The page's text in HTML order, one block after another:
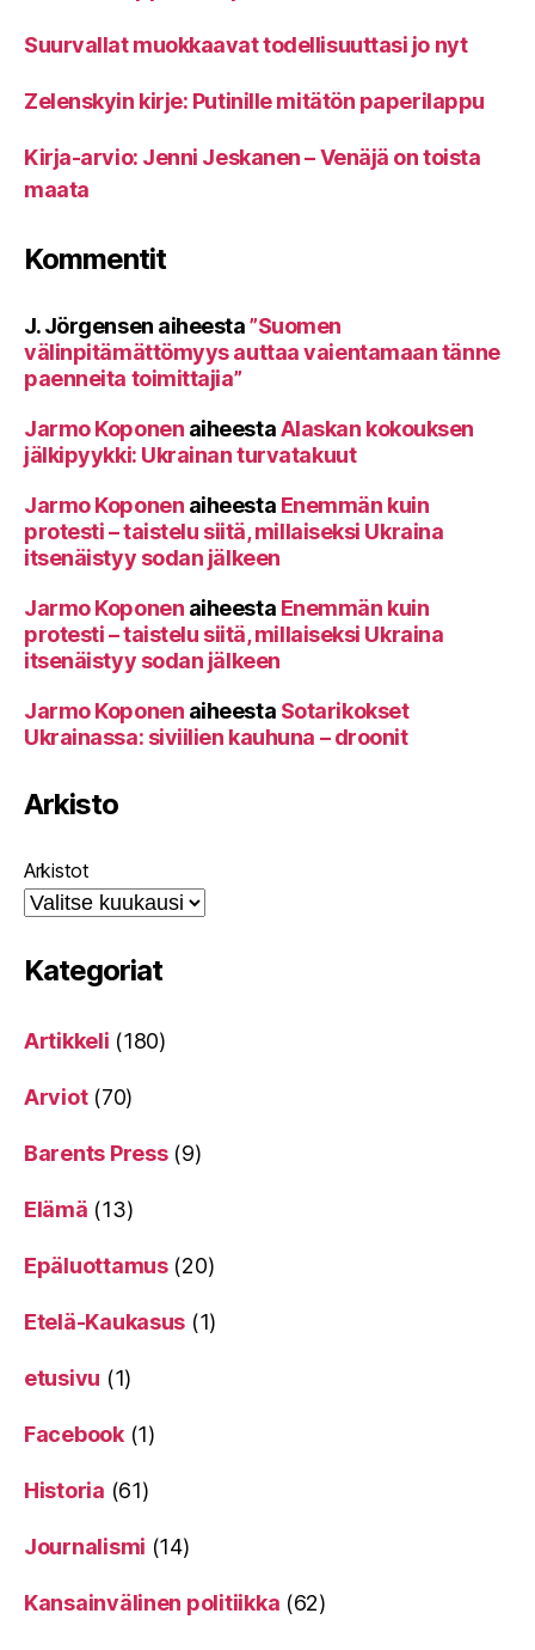
Suurvallat muokkaavat todellisuuttasi jo nyt
Zelenskyin kirje: Putinille mitätön paperilappu
Kirja-arvio: Jenni Jeskanen – Venäjä on toista
maata
Kommentit
J. Jörgensen aiheesta”Suomen
välinpitämättömyys auttaa vaientamaan tänne
paenneita toimittajia”
Jarmo Koponen aiheestaAlaskan kokouksen
jälkipyykki: Ukrainan turvatakuut
Jarmo Koponen aiheesta Enemmän kuin
protesti – taistelu siitä, millaiseksi Ukraina
itsenäistyy sodan jälkeen
Jarmo Koponen aiheesta Enemmän kuin
protesti – taistelu siitä, millaiseksi Ukraina
itsenäistyy sodan jälkeen
Jarmo Koponen aiheesta Sotarikokset
Ukrainassa: siviilien kauhuna – droonit
Arkisto
Arkistot
Kategoriat
Artikkeli (180)
Arviot(70)
Barents Press(9)
Elämä (13)
Epäluottamus(20)
Etelä-Kaukasus (1)
etusivu (1)
Facebook(1)
Historia (61)
Journalismi (14)
Kansainvälinen politiikka (62)